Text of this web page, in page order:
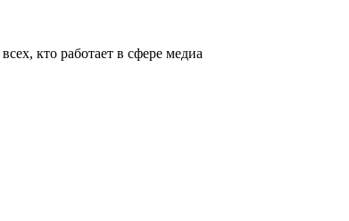
кто работает в сфере медиа